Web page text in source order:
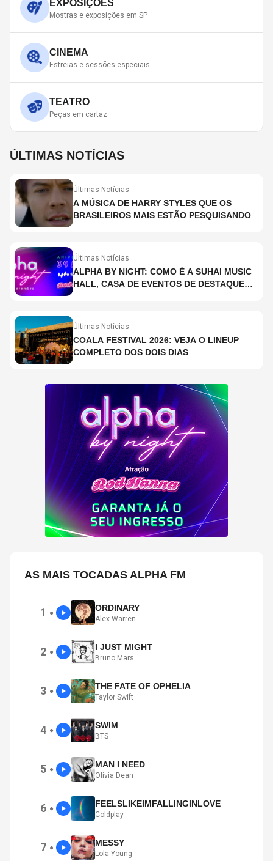
EXPOSIÇÕES
Mostras e exposições em SP
CINEMA
Estreias e sessões especiais
TEATRO
Peças em cartaz
ÚLTIMAS NOTÍCIAS
Últimas Notícias
A MÚSICA DE HARRY STYLES QUE OS
BRASILEIROS MAIS ESTÃO PESQUISANDO
Últimas Notícias
ALPHA BY NIGHT: COMO É A SUHAI MUSIC
HALL, CASA DE EVENTOS DE DESTAQUE
Últimas Notícias
COALA FESTIVAL 2026: VEJA O LINEUP
COMPLETO DOS DOIS DIAS
AS MAIS TOCADAS ALPHA FM
1 ● ORDINARY
Alex Warren
2 ● I JUST MIGHT
Bruno Mars
3 ● THE FATE OF OPHELIA
Taylor Swift
4 ● SWIM
BTS
5 ● MAN I NEED
Olivia Dean
6 ● FEELSLIKEIMFALLINGINLOVE
Coldplay
7 ● MESSY
Lola Young